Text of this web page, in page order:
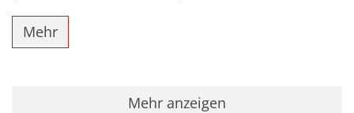
Mehr
Mehr anzeigen